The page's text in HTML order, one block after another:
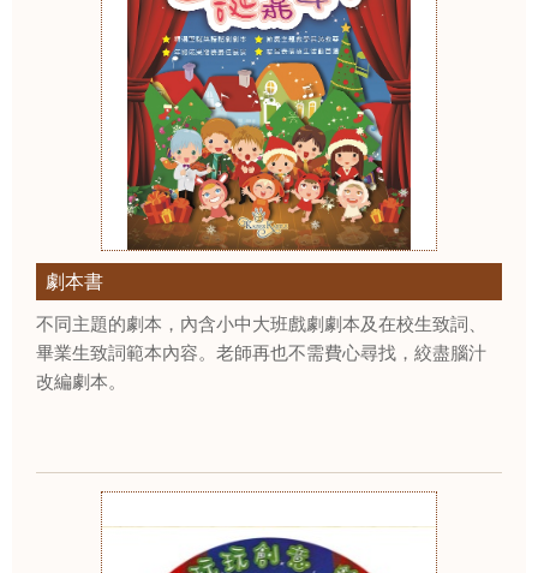
劇本書
不同主題的劇本，內含小中大班戲劇劇本及在校生致詞、
畢業生致詞範本內容。老師再也不需費心尋找，絞盡腦汁
改編劇本。